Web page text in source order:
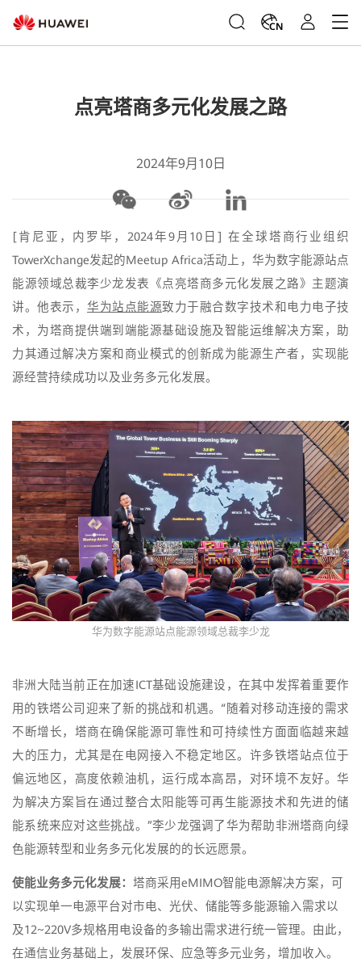
CN
点亮塔商多元化发展之路
2024年9月10日
[肯尼亚，内罗毕，2024年9月10日] 在全球塔商行业组织
TowerXchange发起的Meetup Africa活动上，华为数字能源站点
能源领域总裁李少龙发表《点亮塔商多元化发展之路》主题演
讲。他表示， 华为站点能源致力于融合数字技术和电力电子技
术，为塔商提供端到端能源基础设施及智能运维解决方案，助
力其通过解决方案和商业模式的创新成为能源生产者，实现能
源经营持续成功以及业务多元化发展。
华为数字能源站点能源领域总裁李少龙
非洲大陆当前正在加速ICT基础设施建设，在其中发挥着重要作
用的铁塔公司迎来了新的挑战和机遇。“随着对移动连接的需求
不断增长，塔商在确保能源可靠性和可持续性方面面临越来越
大的压力，尤其是在电网接入不稳定地区。许多铁塔站点位于
偏远地区，高度依赖油机，运行成本高昂，对环境不友好。华
为解决方案旨在通过整合太阳能等可再生能源技术和先进的储
能系统来应对这些挑战。”李少龙强调了华为帮助非洲塔商向绿
色能源转型和业务多元化发展的的长远愿景。
使能业务多元化发展： 塔商采用eMIMO智能电源解决方案，可
以实现单一电源平台对市电、光伏、储能等多能源输入需求以
及12~220V多规格用电设备的多输出需求进行统一管理。由此，
在通信业务基础上，发展环保、应急等多元业务，增加收入。